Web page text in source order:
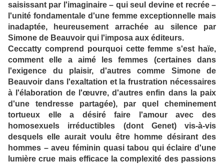
saisissant par l'imaginaire – qui seul devine et recrée –
l'unité fondamentale d'une femme exceptionnelle mais
inadaptée, heureusement arrachée au silence par
Simone de Beauvoir qui l'imposa aux éditeurs.
Ceccatty comprend pourquoi cette femme s'est haïe,
comment elle a aimé les femmes (certaines dans
l'exigence du plaisir, d'autres comme Simone de
Beauvoir dans l'exaltation et la frustration nécessaires
à l'élaboration de l'œuvre, d'autres enfin dans la paix
d'une tendresse partagée), par quel cheminement
tortueux elle a désiré faire l'amour avec des
homosexuels irréductibles (dont Genet) vis-à-vis
desquels elle aurait voulu être homme désirant des
hommes – aveu féminin quasi tabou qui éclaire d'une
lumière crue mais efficace la complexité des passions